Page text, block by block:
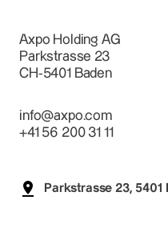
Axpo Holding AG
Parkstrasse 23
CH-5401 Baden
info@axpo.com
+41 56 200 31 11
Parkstrasse 23, 5401